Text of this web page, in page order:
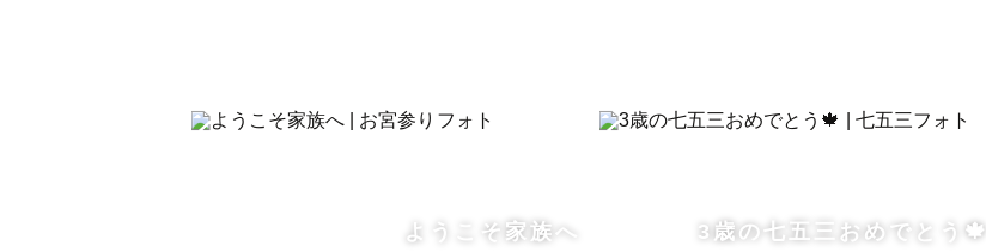
【撮影地への許諾申請について】
撮影許可確認や申請をゲスト様ご自身にお願いしております。
ようこそ家族へ 3歳の七五三おめでとう🍁